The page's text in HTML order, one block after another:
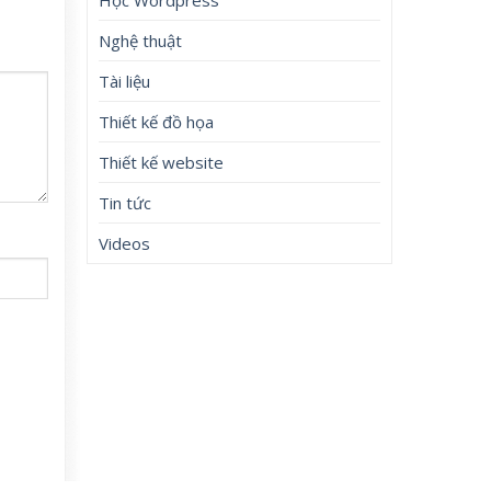
Nghệ thuật
Tài liệu
Thiết kế đồ họa
Thiết kế website
Tin tức
Videos